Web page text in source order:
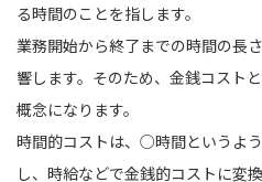
る時間のことを指します。
業務開始から終了までの時間の長
響します。そのため、金銭コスト
概念になります。
時間的コストは、○時間というよ
し、時給などで金銭的コストに変